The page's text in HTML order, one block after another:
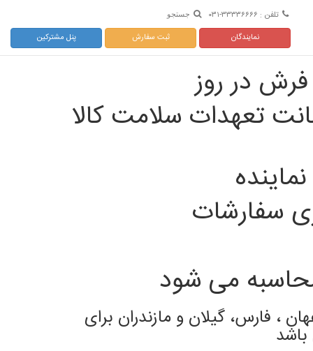
تلفن : ۳۳۳۳۶۶۶۶-۰۳۱ جستجو
نمایندگان ثبت سفارش پنل مشترکین
تعهدات سلامت کالا
سفارشات
می شود
، فارس، گیلان و مازندران برای